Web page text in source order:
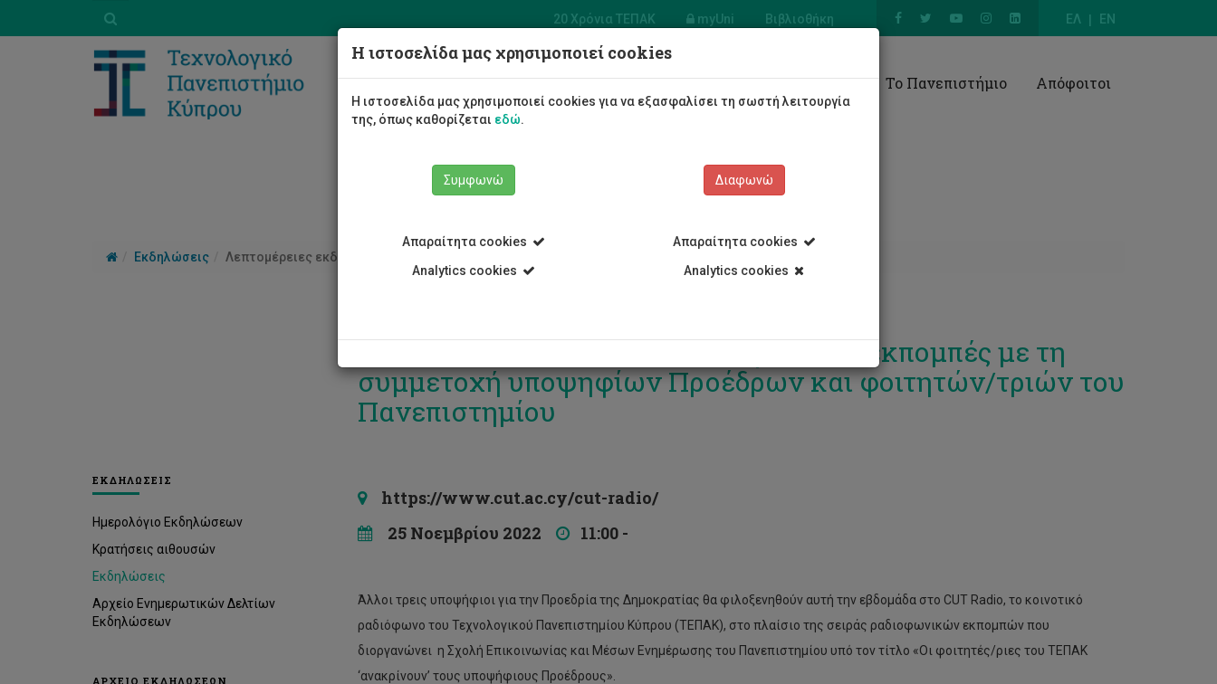
ΕΛ EN
20 Χρόνια ΤΕΠΑΚ myUni Βιβλιοθήκη
Φοιτητές/τριες Σπουδές Έρευνα Το Πανεπιστήμιο Απόφοιτοι
Εκδηλώσεις Λεπτομέρειες εκδήλωσης
ΕΚΔΗΛΩΣΕΙΣ
Ημερολόγιο Εκδηλώσεων
Κρατήσεις αιθουσών
Εκδηλώσεις
Αρχείο Ενημερωτικών Δελτίων
Εκδηλώσεων
ΑΡΧΕΙΟ ΕΚΔΗΛΩΣΕΩΝ
ΤΕΠΑΚ: Συνεχίζονται οι ραδιοφωνικές εκπομπές με τη
συμμετοχή υποψηφίων Προέδρων και φοιτητών/τριών του
Πανεπιστημίου
https://www.cut.ac.cy/cut-radio/
25 Νοεμβρίου 2022
11:00 -
Άλλοι τρεις υποψήφιοι για την Προεδρία της Δημοκρατίας θα φιλοξενηθούν αυτή την εβδομάδα στο CUT Radio, το κοινοτικό
ραδιόφωνο του Τεχνολογικού Πανεπιστημίου Κύπρου (ΤΕΠΑΚ), στο πλαίσιο της σειράς ραδιοφωνικών εκπομπών που
διοργανώνει η Σχολή Επικοινωνίας και Μέσων Ενημέρωσης του Πανεπιστημίου υπό τον τίτλο «Οι φοιτητές/ριες του ΤΕΠΑΚ
‘ανακρίνουν’ τους υποψήφιους Προέδρους».
Η ιστοσελίδα μας χρησιμοποιεί cookies
Η ιστοσελίδα μας χρησιμοποιεί cookies για να εξασφαλίσει τη σωστή λειτουργία
της, όπως καθορίζεται εδώ.
Συμφωνώ
Απαραίτητα cookies
Analytics cookies
Διαφωνώ
Απαραίτητα cookies
Analytics cookies